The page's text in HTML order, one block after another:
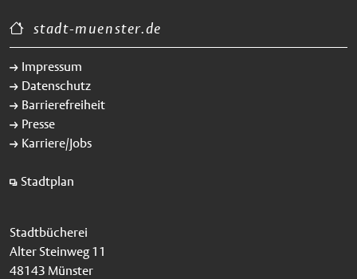
stadt-muenster.de
Impressum
Datenschutz
Barrierefreiheit
Presse
Karriere/Jobs
Stadtplan
Stadtbücherei
Alter Steinweg 11
48143 Münster